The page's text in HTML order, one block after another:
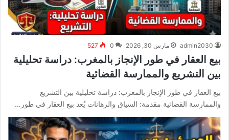
admin2030 مارس 30, 2026 0
527
بيع العقار في طور الإنجاز بالمغرب: دراسة تحليلية
بين التشريع والممارسة القضائية
بيع العقار في طور الإنجاز بالمغرب: دراسة تحليلية بين التشريع
والممارسة القضائية مقدمة: السياق والرهانات يُعد بيع العقار في طور…